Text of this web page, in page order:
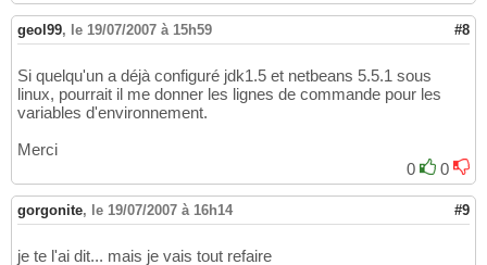
geol99, le 19/07/2007 à 15h59 #8
Si quelqu'un a déjà configuré jdk1.5 et netbeans 5.5.1 sous
linux, pourrait il me donner les lignes de commande pour les
variables d'environnement.
Merci
0
0
gorgonite, le 19/07/2007 à 16h14 #9
je te l'ai dit... mais je vais tout refaire